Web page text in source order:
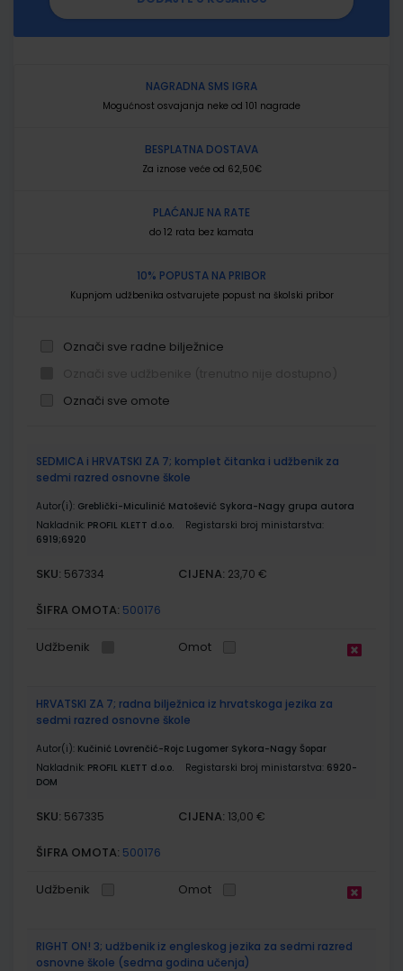
NAGRADNA SMS IGRA
Mogućnost osvajanja neke od 101 nagrade
BESPLATNA DOSTAVA
Za iznose veće od 62,50€
PLAĆANJE NA RATE
do 12 rata bez kamata
10% POPUSTA NA PRIBOR
Kupnjom udžbenika ostvarujete popust na školski pribor
Označi sve radne bilježnice
Označi sve omote
proizvodi
SEDMICA i HRVATSKI ZA 7; komplet čitanka i udžbenik za
sedmi razred osnovne škole
Autor(i): Greblički-Miculinić Matošević Sykora-Nagy grupa autora
Nakladnik: PROFIL KLETT d.o.o.
Registarski broj ministarstva:
6919;6920
SKU: 567334 CIJENA: 23,70 €
ŠIFRA OMOTA: 500176
Udžbenik Omot
HRVATSKI ZA 7; radna bilježnica iz hrvatskoga jezika za
sedmi razred osnovne škole
Autor(i): Kučinić Lovrenčić-Rojc Lugomer Sykora-Nagy Šopar
Nakladnik: PROFIL KLETT d.o.o. Registarski broj ministarstva: 6920-
DOM
SKU: 567335 CIJENA: 13,00 €
ŠIFRA OMOTA: 500176
Udžbenik Omot
RIGHT ON! 3; udžbenik iz engleskog jezika za sedmi razred
osnovne škole (sedma godina učenja)